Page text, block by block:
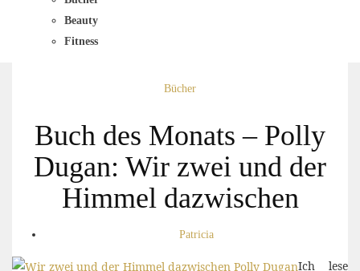
Beauty
Fitness
Bücher
Buch des Monats – Polly
Dugan: Wir zwei und der
Himmel dazwischen
Patricia
Ich lese